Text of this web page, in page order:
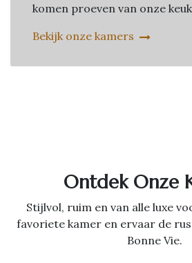
komen proeven van onze
Bekijk onze kamers
Ontdek Onze
Stijlvol, ruim en van alle luxe
favoriete kamer en ervaar de
Bonne Vie.